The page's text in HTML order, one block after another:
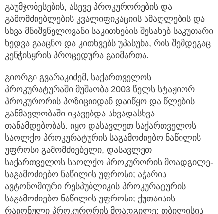
გაუმჯობესების, ასევე პროკურორების და
გამომძიებლების კვალიფიკაციის ამაღლების და
სხვა მნიშვნელოვანი საკითხების შესახებ საკუთარი
ხედვა გააცნო და კითხვებს უპასუხა, რის შემდეგაც
კენჭისყრის პროცედურა გაიმართა.
გიორგი გვარაკიძემ, საქართველოს
პროკურატურაში მუშაობა 2003 წელს სტაჟიორ
პროკურორის პოზიციიდან დაიწყო და წლების
განმავლობაში იკავებდა სხვადასხვა
თანამდებობას. იყო დასავლეთ საქართველოს
საოლქო პროკურატურის საგამოძიებო ნაწილის
უფროსი გამომძიებელი, დასავლეთ
საქართველოს საოლქო პროკურორის მოადგილე-
საგამოძიებო ნაწილის უფროსი; აჭარის
ავტონომიური რესპუბლიკის პროკურატურის
საგამოძიებო ნაწილის უფროსი; ქუთაისის
რაიონული პროკურორის მოადგილე; თბილისის